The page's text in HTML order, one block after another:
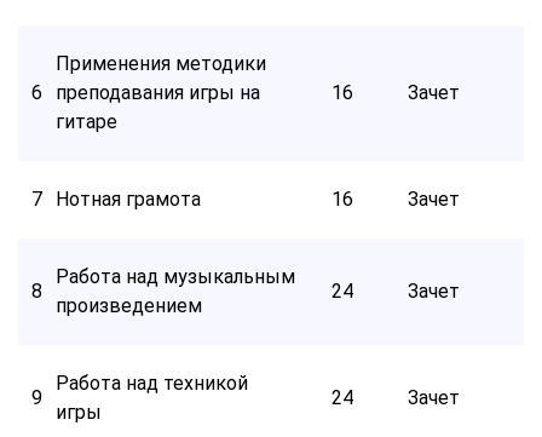
6
Применения методики
преподавания игры на
гитаре
16 Зачет
7 Нотная грамота 16 Зачет
8
Работа над музыкальным
произведением
24 Зачет
9
Работа над техникой
игры
24 Зачет